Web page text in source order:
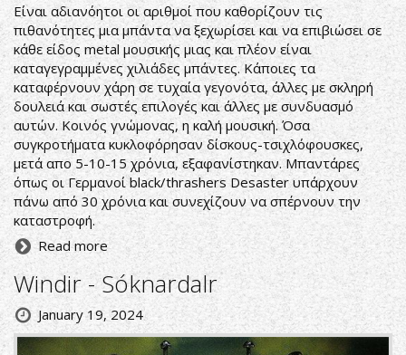
Είναι αδιανόητοι οι αριθμοί που καθορίζουν τις
πιθανότητες μια μπάντα να ξεχωρίσει και να επιβιώσει σε
κάθε είδος metal μουσικής μιας και πλέον είναι
καταγεγραμμένες χιλιάδες μπάντες. Κάποιες τα
καταφέρνουν χάρη σε τυχαία γεγονότα, άλλες με σκληρή
δουλειά και σωστές επιλογές και άλλες με συνδυασμό
αυτών. Κοινός γνώμονας, η καλή μουσική. Όσα
συγκροτήματα κυκλοφόρησαν δίσκους-τσιχλόφουσκες,
μετά απο 5-10-15 χρόνια, εξαφανίστηκαν. Μπαντάρες
όπως οι Γερμανοί black/thrashers Desaster υπάρχουν
πάνω από 30 χρόνια και συνεχίζουν να σπέρνουν την
καταστροφή.
Read more
Windir - Sóknardalr
January 19, 2024